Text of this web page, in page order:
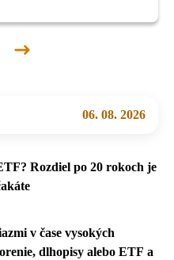
Nasledujúca
06. 08. 2026
Rozdiel po 20 rokoch je
v čase vysokých
dlhopisy alebo ETF a